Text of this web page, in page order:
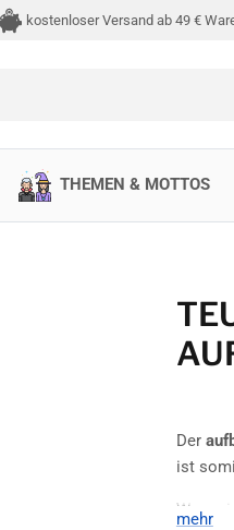
kostenloser Versand ab 49 €
THEMEN & MOTTOS
Der
ist
Wer
mehr